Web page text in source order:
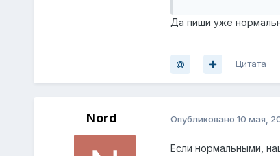
Да пиши уже
Цитата
Nord Опубликовано 10 мая,
Если нормальными,